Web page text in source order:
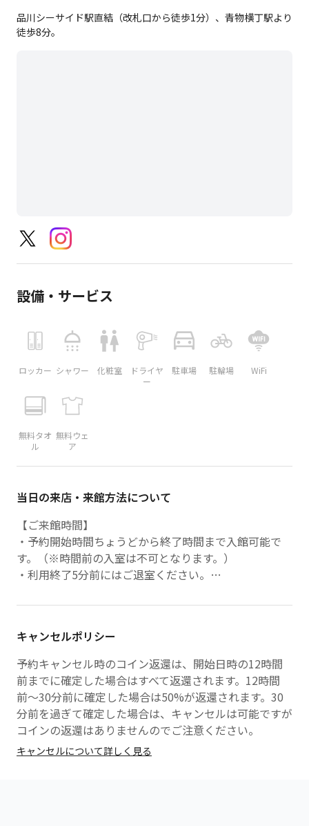
・GolfZon：Aスタジオ
・QED：Bスタジオ
品川シーサイド駅直結（改札口から徒歩1分）、青物横丁駅より
徒歩8分。
設備・サービス
ロッカー シャワー 化粧室
ドライヤ
ー
駐車場 駐輪場 WiFi
無料タオ
ル
無料ウェ
ア
当日の来店・来館方法について
【ご来館時間】
・予約開始時間ちょうどから終了時間まで入館可能で
す。（※時間前の入室は不可となります。）
・利用終了5分前にはご退室ください。
【ご来店方法】
「080-1290-7386」に電話をください。解錠致します。
（夜間でも対応可）
もしくは事前に公式ライン登録をしてもらい、ラインに
て、到着した旨を伝えて下さい。
【お手洗いに関して】
お手洗いは施設の外にございます。
利用する際は、施設から出る際に、鍵を閉めた状態（か
キャンセルポリシー
予約キャンセル時のコイン返還は、開始日時の12時間
前までに確定した場合はすべて返還されます。12時間
前〜30分前に確定した場合は50%が返還されます。30
分前を過ぎて確定した場合は、キャンセルは可能ですが
コインの返還はありませんのでご注意ください。
キャンセルについて詳しく見る